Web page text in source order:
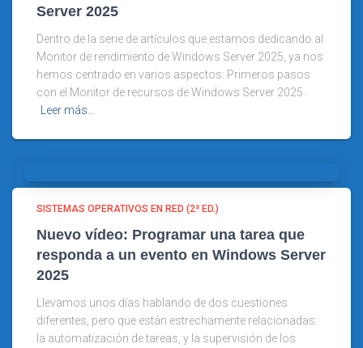
Server 2025
Dentro de la serie de artículos que estamos dedicando al
Monitor de rendimiento de Windows Server 2025, ya nos
hemos centrado en varios aspectos: Primeros pasos
con el Monitor de recursos de Windows Server 2025.
Leer más…
SISTEMAS OPERATIVOS EN RED (2ª ED.)
Nuevo vídeo: Programar una tarea que
responda a un evento en Windows Server
2025
Llevamos unos días hablando de dos cuestiones
diferentes, pero que están estrechamente relacionadas:
la automatización de tareas, y la supervisión de los